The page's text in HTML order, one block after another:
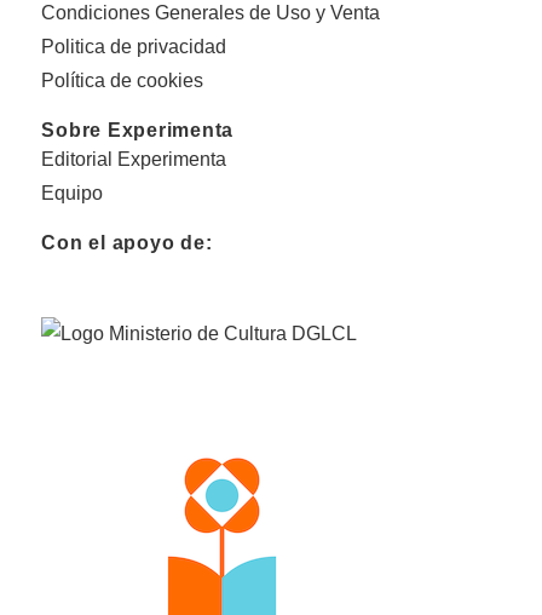
Condiciones Generales de Uso y Venta
Politica de privacidad
Política de cookies
Sobre Experimenta
Editorial Experimenta
Equipo
Con el apoyo de: